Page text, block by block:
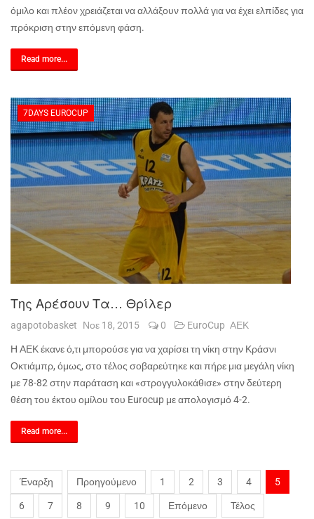
όμιλο και πλέον χρειάζεται να αλλάξουν πολλά για να έχει ελπίδες για
πρόκριση στην επόμενη φάση.
Read more...
7DAYS EUROCUP
Της Αρέσουν Τα… Θρίλερ
agapotobasket Νοε 18, 2015 0 EuroCup ΑΕΚ
Η ΑΕΚ έκανε ό,τι μπορούσε για να χαρίσει τη νίκη στην Κράσνι
Οκτιάμπρ, όμως, στο τέλος σοβαρεύτηκε και πήρε μια μεγάλη νίκη
με 78-82 στην παράταση και «στρογγυλοκάθισε» στην δεύτερη
θέση του έκτου ομίλου του Eurocup με απολογισμό 4-2.
Read more...
Έναρξη Προηγούμενο 1 2 3 4 5
6 7 8 9 10 Επόμενο Τέλος